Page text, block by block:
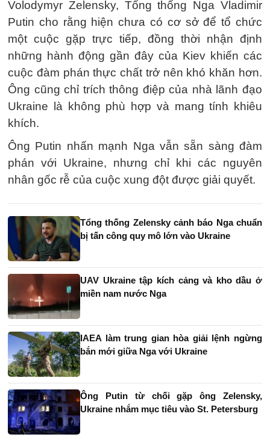
Volodymyr Zelensky, Tổng thống Nga Vladimir
Putin cho rằng hiện chưa có cơ sở để tổ chức
một cuộc gặp trực tiếp, đồng thời nhận định
những hành động gần đây của Kiev khiến các
cuộc đàm phán thực chất trở nên khó khăn hơn.
Ông cũng chỉ trích thông điệp của nhà lãnh đạo
Ukraine là không phù hợp và mang tính khiêu
khích.
Ông Putin nhấn mạnh Nga vẫn sẵn sàng đàm
phán với Ukraine, nhưng chỉ khi các nguyên
nhân gốc rễ của cuộc xung đột được giải quyết.
Tổng thống Zelensky cảnh báo Nga chuẩn
bị tấn công quy mô lớn vào Ukraine
UAV Ukraine tập kích cảng và kho dầu ở
miền nam nước Nga
IAEA làm trung gian hòa giải lệnh ngừng
bắn mới giữa Nga với Ukraine
Ông Putin từ chối gặp ông Zelensky,
Ukraine nhắm mục tiêu vào St. Petersburg